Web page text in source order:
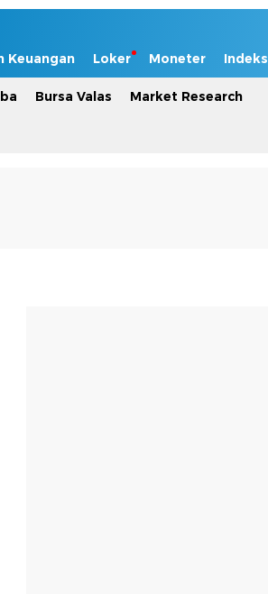
Keuangan Loker Moneter Indeks
Bursa Valas Market Research